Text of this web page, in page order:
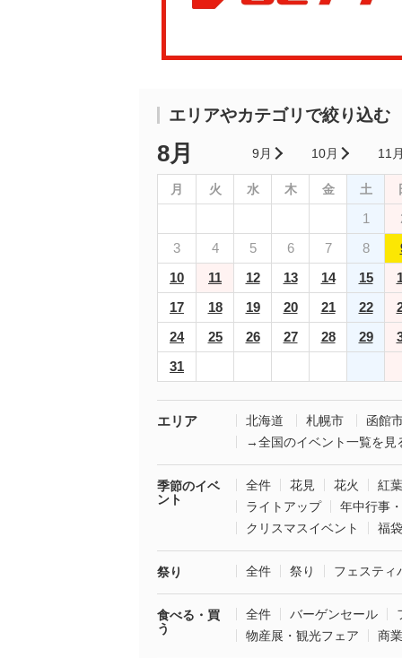
エリアやカテゴリで絞り込む
8月 9月 10月 11
月 火 水 木 金 土
1
3
4 5 6 7 8
10
11 12 13 14 15
17
18 19 20 21 22
24
25 26 27 28 29
31
エリア 北海道 札幌市
函館
→全国のイベント一覧を見
季節のイベ
ント
全件 花見 花火
紅葉
ライトアップ
年中行事
クリスマスイベント
福
祭り 全件 祭り フェスティ
食べる・買
う
全件 バーゲンセール
物産展・観光フェア
商